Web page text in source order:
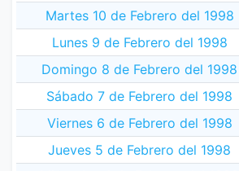
Martes 10 de Febrero del 1998
Lunes 9 de Febrero del 1998
Domingo 8 de Febrero del 1998
Sábado 7 de Febrero del 1998
Viernes 6 de Febrero del 1998
Jueves 5 de Febrero del 1998